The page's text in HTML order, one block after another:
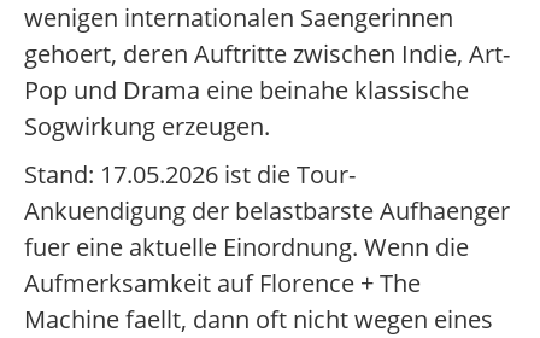
wenigen internationalen Saengerinnen
gehoert, deren Auftritte zwischen Indie, Art-
Pop und Drama eine beinahe klassische
Sogwirkung erzeugen.
Stand: 17.05.2026 ist die Tour-
Ankuendigung der belastbarste Aufhaenger
fuer eine aktuelle Einordnung. Wenn die
Aufmerksamkeit auf Florence + The
Machine faellt, dann oft nicht wegen eines